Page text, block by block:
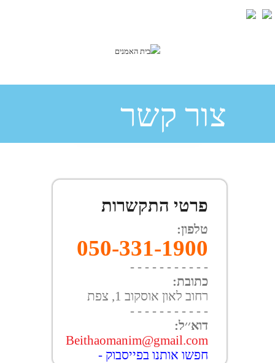
צור קשר
פרטי התקשרות
טלפון:
050-331-1900
- - - - - - - - - - -
כתובת:
רחוב לאון אוסקוב 1, צפת
- - - - - - - - - - -
דוא׳׳ל:
Beithaomanim@gmail.com
חפשו אותנו בפייסבוק -